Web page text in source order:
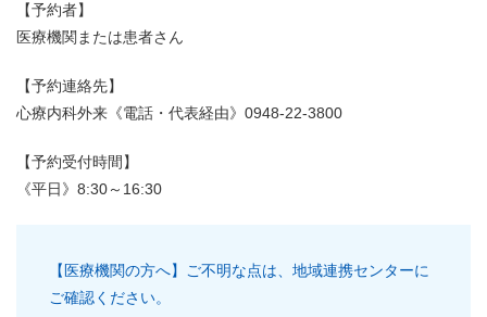
【予約者】
医療機関または患者さん
【予約連絡先】
心療内科外来《電話・代表経由》0948-22-3800
【予約受付時間】
《平日》8:30～16:30
【医療機関の方へ】ご不明な点は、地域連携センターに
ご確認ください。